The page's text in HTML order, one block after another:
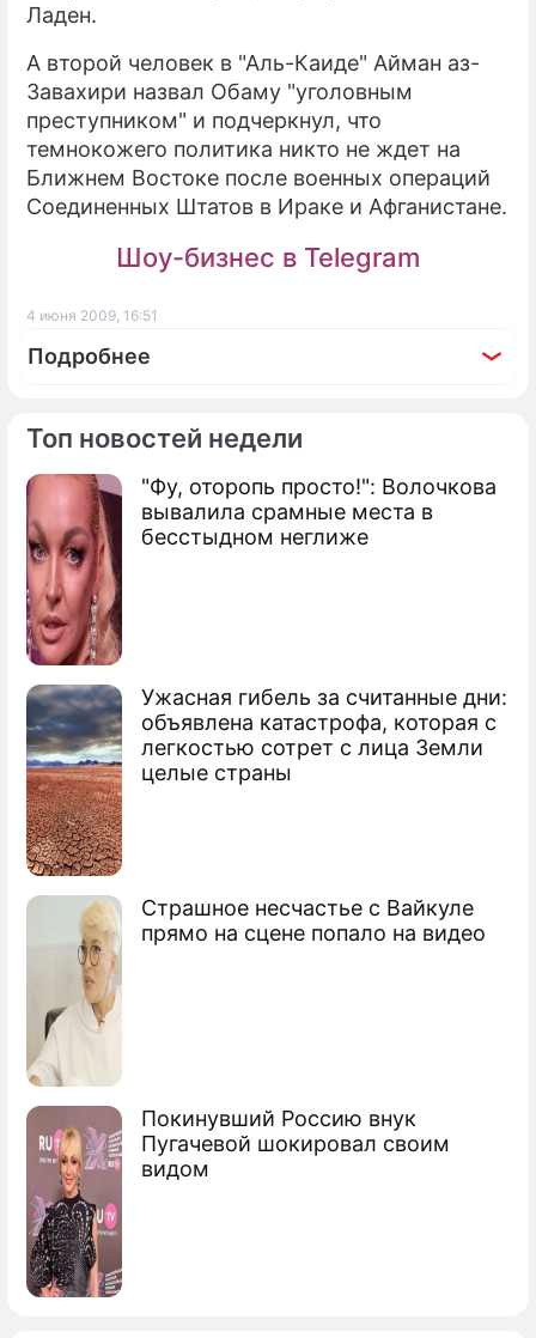
Топ новостей недели
"Фу, оторопь просто!": Волочкова
вывалила срамные места в
бесстыдном неглиже
Ужасная гибель за считанные дни:
объявлена катастрофа, которая с
легкостью сотрет с лица Земли
целые страны
Страшное несчастье с Вайкуле
прямо на сцене попало на видео
Покинувший Россию внук
Пугачевой шокировал своим
видом
Ладен.
А второй человек в "Аль-Каиде" Айман аз-
Завахири назвал Обаму "уголовным
преступником" и подчеркнул, что
темнокожего политика никто не ждет на
Ближнем Востоке после военных операций
Соединенных Штатов в Ираке и Афганистане.
Шоу-бизнес в Telegram
4 июня 2009, 16:51
Подробнее
По теме
Обама предложил мусульманам общее
дело
Бен Ладен оценил политику Барака
Обамы
Обама применит к террористам методы
Буша